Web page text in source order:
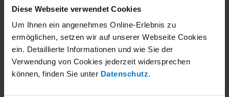
Diese Webseite verwendet Cookies
Um Ihnen ein angenehmes Online-Erlebnis zu
ermöglichen, setzen wir auf unserer Webseite Cookies
ein. Detaillierte Informationen und wie Sie der
Verwendung von Cookies jederzeit widersprechen
können, finden Sie unter Datenschutz.
Oddych v mestskej štvrti.
Čo urobíte, keď celý kampus potrebuje flexibilné vzduchotechnické
riešenia? Zapojenie firmy robatherm bolo nepochybne dobrým
nápadom.